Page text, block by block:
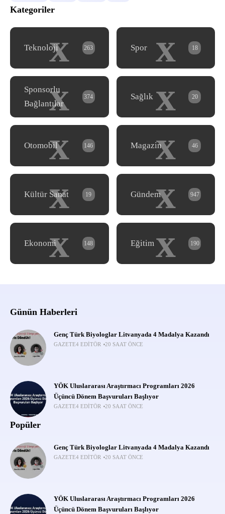
Kategoriler
x
Teknoloji 263 x
Spor 18
x
Sponsorlu
Bağlantılar
374 x
Sağlık 20
x
Otomobil 146 x
Magazin 46
x
Kültür Sanat 19 x
Gündem 947
x
Ekonomi 148 x
Eğitim 190
Günün Haberleri
Genç Türk Biyologlar Litvanyada 4 Madalya Kazandı
GAZETE4 EDITÖR 20 SAAT ÖNCE
YÖK Uluslararası Araştırmacı Programları 2026
Üçüncü Dönem Başvuruları Başlıyor
GAZETE4 EDITÖR 20 SAAT ÖNCE
Popüler
Genç Türk Biyologlar Litvanyada 4 Madalya Kazandı
GAZETE4 EDITÖR 20 SAAT ÖNCE
YÖK Uluslararası Araştırmacı Programları 2026
Üçüncü Dönem Başvuruları Başlıyor